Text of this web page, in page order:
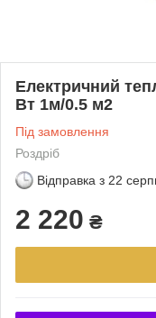
Електричний
Вт 1м/0.5 м2
Під замовлення
Роздріб
Відправка з 22
2 220 ₴